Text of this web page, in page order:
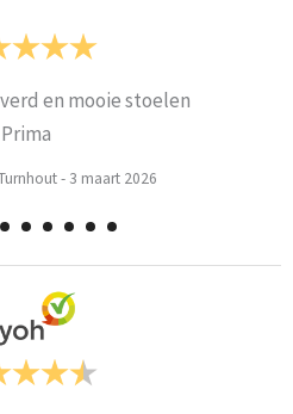
en mooie stoelen
Prima
- 3 maart 2026